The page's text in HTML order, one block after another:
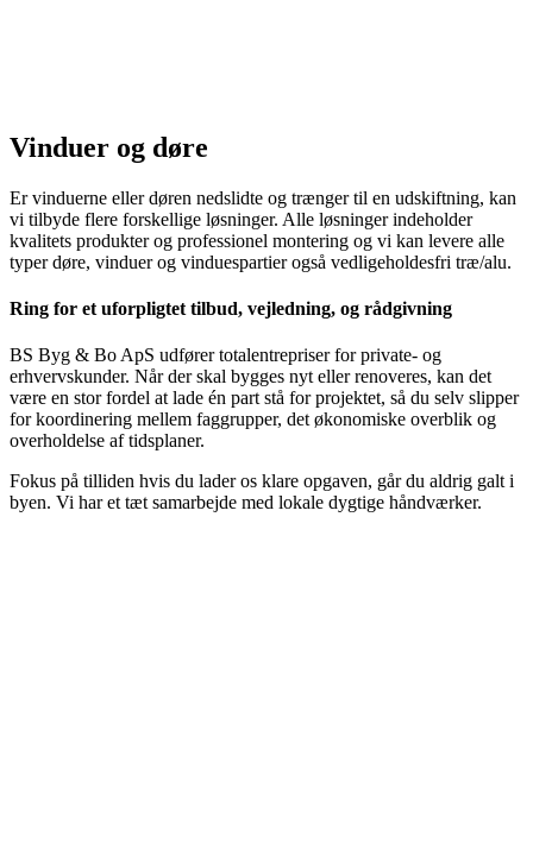
Vinduer og døre​
Er vinduerne eller døren nedslidte og trænger til en udskiftning, kan
vi tilbyde flere forskellige løsninger. Alle løsninger indeholder
kvalitets produkter og professionel montering og vi kan levere alle
typer døre, vinduer og vinduespartier også vedligeholdesfri træ/alu.
​Ring for et uforpligtet tilbud, vejledning, og rådgivning
BS Byg & Bo ApS udfører totalentrepriser for private- og
erhvervskunder. Når der skal bygges nyt eller renoveres, kan det
være en stor fordel at lade én part stå for projektet, så du selv slipper
for koordinering mellem faggrupper, det økonomiske overblik og
overholdelse af tidsplaner.
​Fokus på tilliden hvis du lader os klare opgaven, går du aldrig galt i
byen. Vi har et tæt samarbejde med lokale dygtige håndværker.